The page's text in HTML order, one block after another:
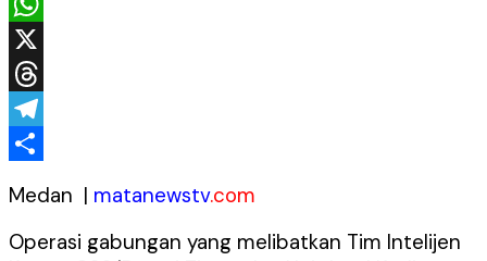
WhatsApp
X
Threads
Telegram
Medan | matanewstv.com
Operasi gabungan yang melibatkan Tim Intelijen